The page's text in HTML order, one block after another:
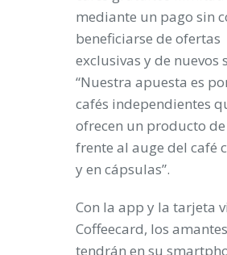
mediante un pago sin
beneficiarse de ofertas
exclusivas y de nuevos
“Nuestra apuesta es
cafés independientes
ofrecen un producto
frente al auge del café
y en cápsulas”.
Con la app y la tarjeta
Coffeecard, los
tendrán en su